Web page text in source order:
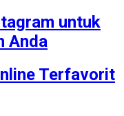
untuk
Anda
Terfavorit